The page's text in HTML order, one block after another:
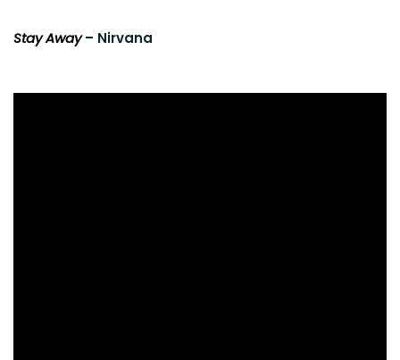
Stay Away– Nirvana